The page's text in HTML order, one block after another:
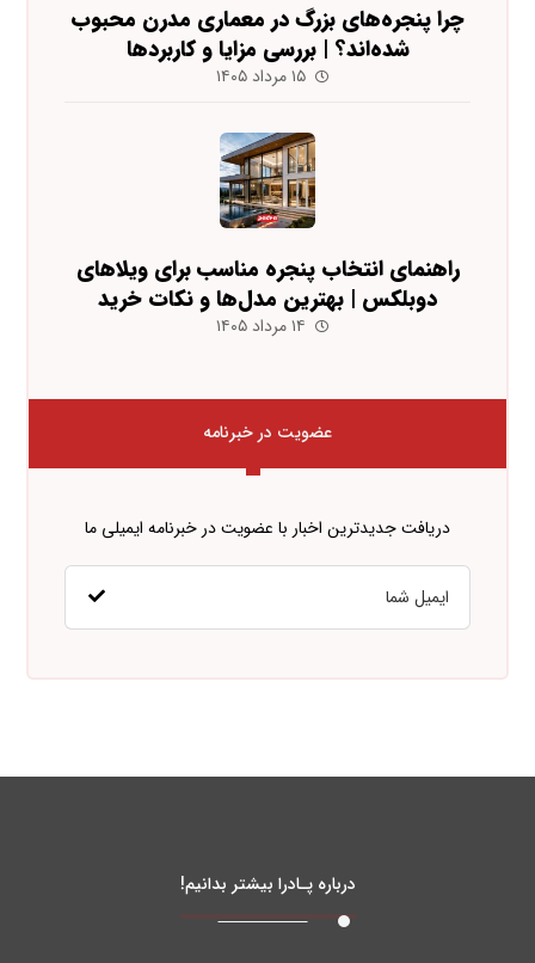
چرا پنجره‌های بزرگ در معماری مدرن محبوب
شده‌اند؟ | بررسی مزایا و کاربردها
۱۵ مرداد ۱۴۰۵
راهنمای انتخاب پنجره مناسب برای ویلاهای
دوبلکس | بهترین مدل‌ها و نکات خرید
۱۴ مرداد ۱۴۰۵
عضویت در خبرنامه
دریافت جدیدترین اخبار با عضویت در خبرنامه ایمیلی ما
درباره پـادرا بیشتر بدانیم!